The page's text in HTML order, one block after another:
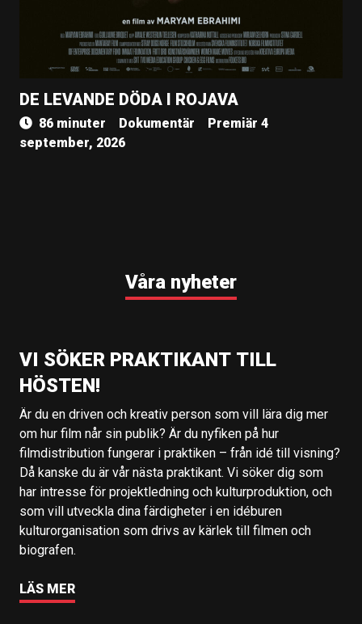
DE LEVANDE DÖDA I ROJAVA
86 minuter Dokumentär
Premiär 4
september, 2026
Våra nyheter
VI SÖKER PRAKTIKANT TILL
HÖSTEN!
Är du en driven och kreativ person som vill lära dig mer
om hur film når sin publik? Är du nyfiken på hur
filmdistribution fungerar i praktiken – från idé till visning?
Då kanske du är vår nästa praktikant. Vi söker dig som
har intresse för projektledning och kulturproduktion, och
som vill utveckla dina färdigheter i en idéburen
kulturorganisation som drivs av kärlek till filmen och
biografen.
LÄS MER